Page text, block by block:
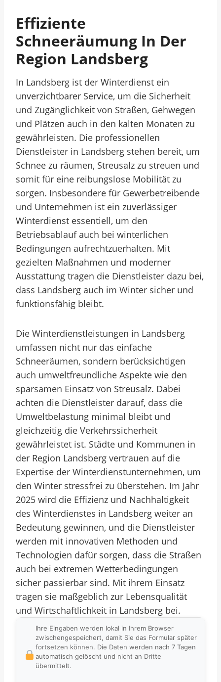
Effiziente
Schneeräumung In Der
Region Landsberg
In Landsberg ist der Winterdienst ein
unverzichtbarer Service, um die Sicherheit
und Zugänglichkeit von Straßen, Gehwegen
und Plätzen auch in den kalten Monaten zu
gewährleisten. Die professionellen
Dienstleister in Landsberg stehen bereit, um
Schnee zu räumen, Streusalz zu streuen und
somit für eine reibungslose Mobilität zu
sorgen. Insbesondere für Gewerbetreibende
und Unternehmen ist ein zuverlässiger
Winterdienst essentiell, um den
Betriebsablauf auch bei winterlichen
Bedingungen aufrechtzuerhalten. Mit
gezielten Maßnahmen und moderner
Ausstattung tragen die Dienstleister dazu bei,
dass Landsberg auch im Winter sicher und
funktionsfähig bleibt.
Die Winterdienstleistungen in Landsberg
umfassen nicht nur das einfache
Schneeräumen, sondern berücksichtigen
auch umweltfreundliche Aspekte wie den
sparsamen Einsatz von Streusalz. Dabei
achten die Dienstleister darauf, dass die
Umweltbelastung minimal bleibt und
gleichzeitig die Verkehrssicherheit
gewährleistet ist. Städte und Kommunen in
der Region Landsberg vertrauen auf die
Expertise der Winterdienstunternehmen, um
den Winter stressfrei zu überstehen. Im Jahr
2025 wird die Effizienz und Nachhaltigkeit
des Winterdienstes in Landsberg weiter an
Bedeutung gewinnen, und die Dienstleister
werden mit innovativen Methoden und
Technologien dafür sorgen, dass die Straßen
auch bei extremen Wetterbedingungen
sicher passierbar sind. Mit ihrem Einsatz
tragen sie maßgeblich zur Lebensqualität
und Wirtschaftlichkeit in Landsberg bei.
Ihre Eingaben werden lokal in Ihrem Browser
zwischengespeichert, damit Sie das Formular später
fortsetzen können. Die Daten werden nach 7 Tagen
automatisch gelöscht und nicht an Dritte
übermittelt.